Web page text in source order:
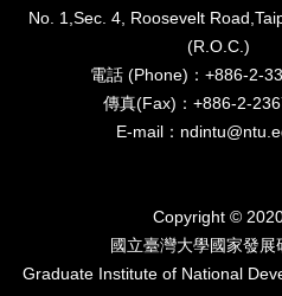
專
No. 1,Sec. 4, Roosevelt
(R.O.C.)
電話 (Phone)：+886-2-
傳真(Fax)：+886-2-
E-mail：
Copyright ©
國立臺灣⼤學國家發展
Graduate Institute of National